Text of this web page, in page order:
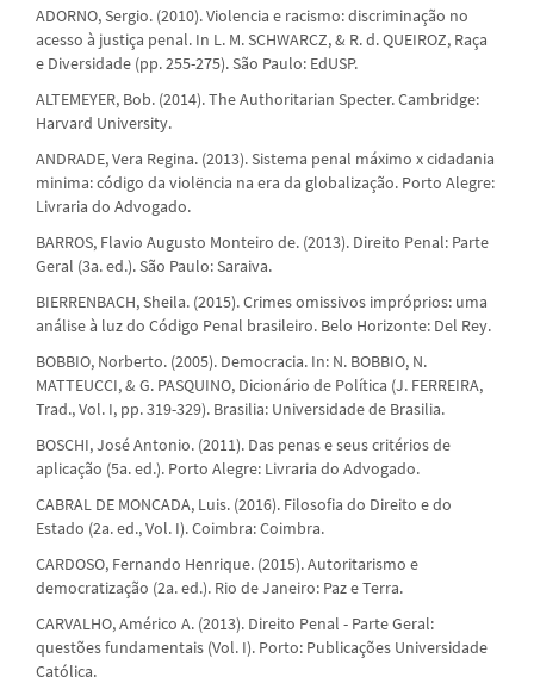
ADORNO, Sergio. (2010). Violencia e racismo: discriminação no
acesso à justiça penal. In L. M. SCHWARCZ, & R. d. QUEIROZ, Raça
e Diversidade (pp. 255-275). São Paulo: EdUSP.
ALTEMEYER, Bob. (2014). The Authoritarian Specter. Cambridge:
Harvard University.
ANDRADE, Vera Regina. (2013). Sistema penal máximo x cidadania
minima: código da violëncia na era da globalização. Porto Alegre:
Livraria do Advogado.
BARROS, Flavio Augusto Monteiro de. (2013). Direito Penal: Parte
Geral (3a. ed.). São Paulo: Saraiva.
BIERRENBACH, Sheila. (2015). Crimes omissivos impróprios: uma
análise à luz do Código Penal brasileiro. Belo Horizonte: Del Rey.
BOBBIO, Norberto. (2005). Democracia. In: N. BOBBIO, N.
MATTEUCCI, & G. PASQUINO, Dicionário de Política (J. FERREIRA,
Trad., Vol. I, pp. 319-329). Brasilia: Universidade de Brasilia.
BOSCHI, José Antonio. (2011). Das penas e seus critérios de
aplicação (5a. ed.). Porto Alegre: Livraria do Advogado.
CABRAL DE MONCADA, Luis. (2016). Filosofia do Direito e do
Estado (2a. ed., Vol. I). Coimbra: Coimbra.
CARDOSO, Fernando Henrique. (2015). Autoritarismo e
democratização (2a. ed.). Rio de Janeiro: Paz e Terra.
CARVALHO, Américo A. (2013). Direito Penal - Parte Geral:
questões fundamentais (Vol. I). Porto: Publicações Universidade
Católica.